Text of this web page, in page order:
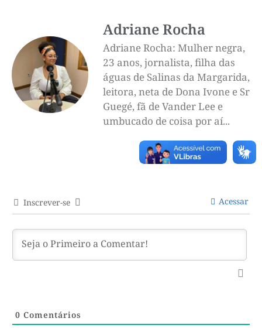
Adriane Rocha
Adriane Rocha: Mulher negra,
23 anos, jornalista, filha das
águas de Salinas da Margarida,
leitora, neta de Dona Ivone e Sr
Guegé, fã de Vander Lee e
umbucado de coisa por aí...
Inscrever-se Acessar
0 Comentários